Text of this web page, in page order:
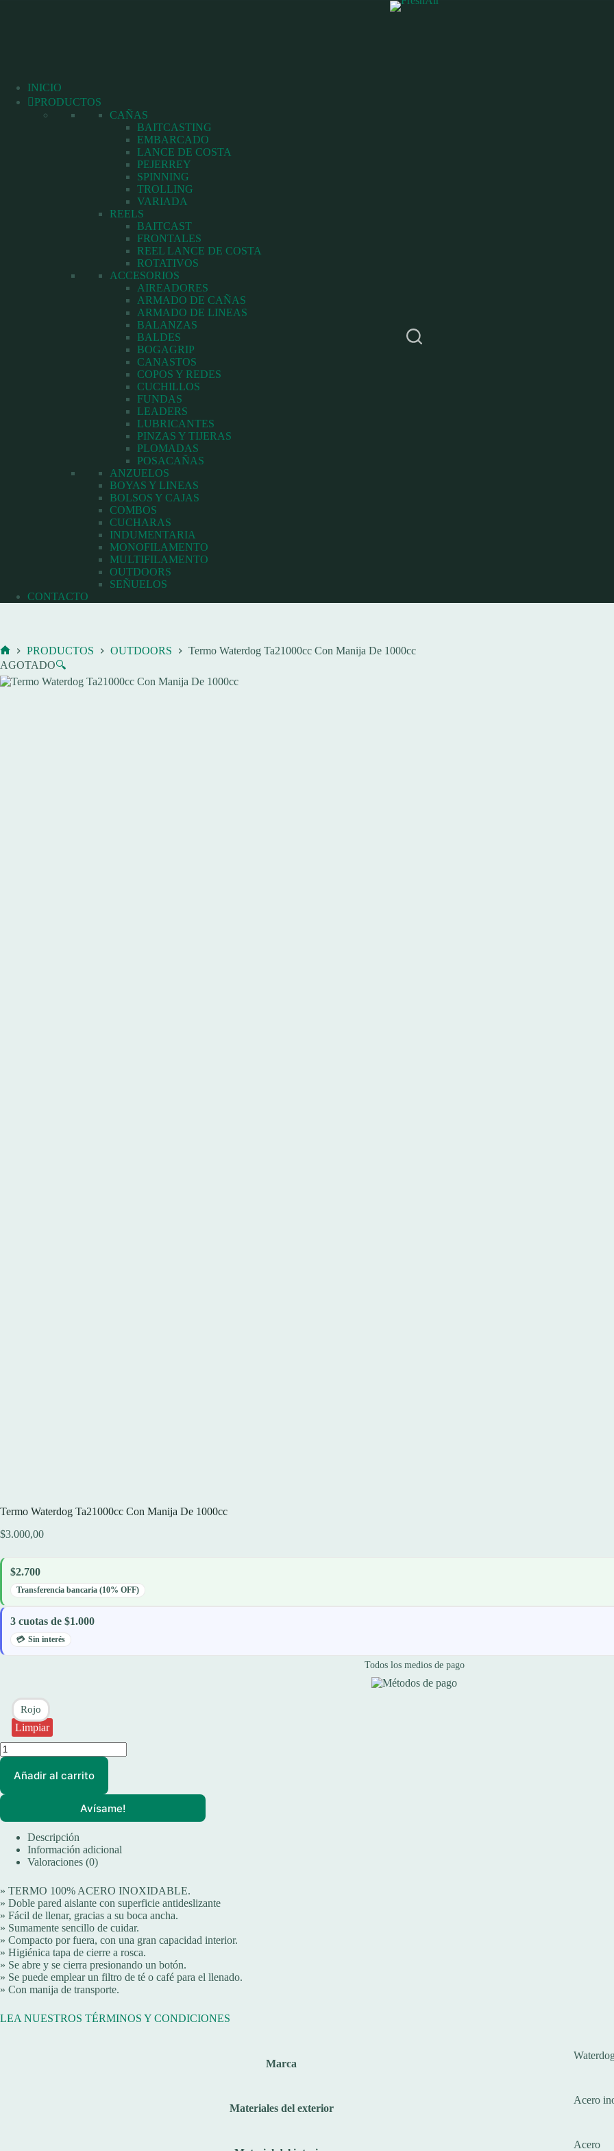
INICIO
PRODUCTOS
CAÑAS
BAITCASTING
EMBARCADO
LANCE DE COSTA
PEJERREY
SPINNING
TROLLING
VARIADA
REELS
BAITCAST
FRONTALES
REEL LANCE DE COSTA
ROTATIVOS
ACCESORIOS
AIREADORES
ARMADO DE CAÑAS
ARMADO DE LINEAS
BALANZAS
BALDES
BOGAGRIP
CANASTOS
COPOS Y REDES
CUCHILLOS
FUNDAS
LEADERS
LUBRICANTES
PINZAS Y TIJERAS
PLOMADAS
POSACAÑAS
ANZUELOS
BOYAS Y LINEAS
BOLSOS Y CAJAS
COMBOS
CUCHARAS
INDUMENTARIA
MONOFILAMENTO
MULTIFILAMENTO
OUTDOORS
SEÑUELOS
CONTACTO
Inicio
PRODUCTOS OUTDOORS
Termo Waterdog Ta21000cc Con Manija De 1000cc
AGOTADO🔍
Termo Waterdog Ta21000cc Con Manija De 1000cc
$3.000,00
$2.700
Transferencia bancaria (10% OFF)
3 cuotas de $1.000
Sin interés
Todos los medios de pago
Rojo
Limpiar
Termo
Waterdog
Ta21000cc
Con
Manija
1000cc
Añadir al carrito
Avísame!
Descripción
Información adicional
Valoraciones (0)
» TERMO 100% ACERO INOXIDABLE.
» Doble pared aislante con superficie antideslizante
» Fácil de llenar, gracias a su boca ancha.
» Sumamente sencillo de cuidar.
» Compacto por fuera, con una gran capacidad interior.
» Higiénica tapa de cierre a rosca.
» Se abre y se cierra presionando un botón.
» Se puede emplear un filtro de té o café para el llenado.
» Con manija de transporte.
LEA NUESTROS TÉRMINOS Y CONDICIONES
Marca
Materiales del exterior
Acero
Acero